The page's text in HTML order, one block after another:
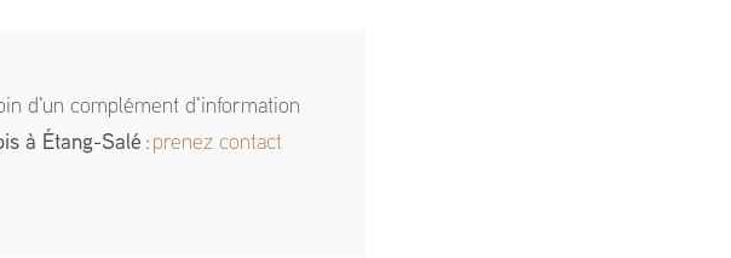
d'un complément d'information
à Étang-Salé : prenez contact